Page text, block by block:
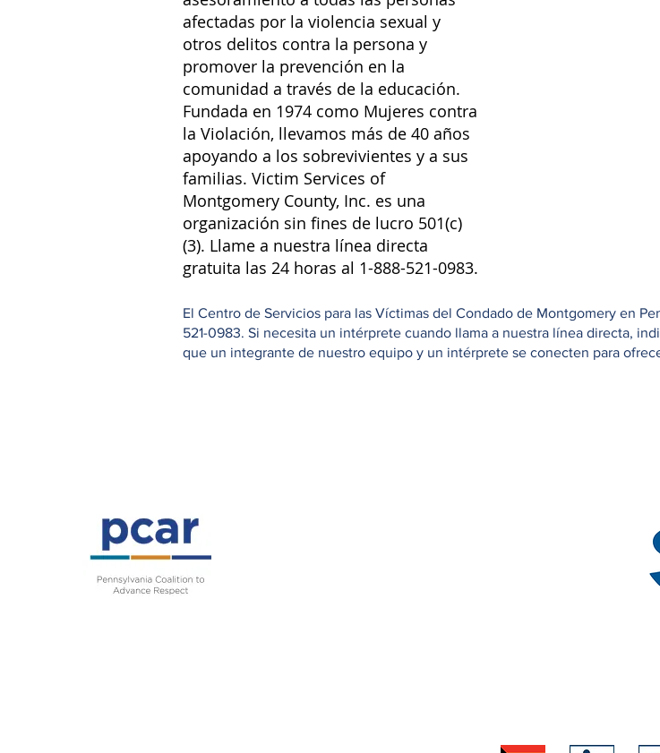
afectadas por la violencia sexual y
otros delitos contra la persona y
promover la prevención en la
comunidad a través de la educación.
Fundada en 1974 como Mujeres contra
la Violación, llevamos más de 40 años
apoyando a los sobrevivientes y a sus
familias. Victim Services of
Montgomery County, Inc. es una
organización sin fines de lucro 501(c)
(3). Llame a nuestra línea directa
gratuita las 24 horas al 1-888-521-0983.
El Centro de Servicios para las Víctimas del Condado de Montgomery en
521-0983. Si necesita un intérprete cuando llama a nuestra línea directa,
que un integrante de nuestro equipo y un intérprete se conecten para